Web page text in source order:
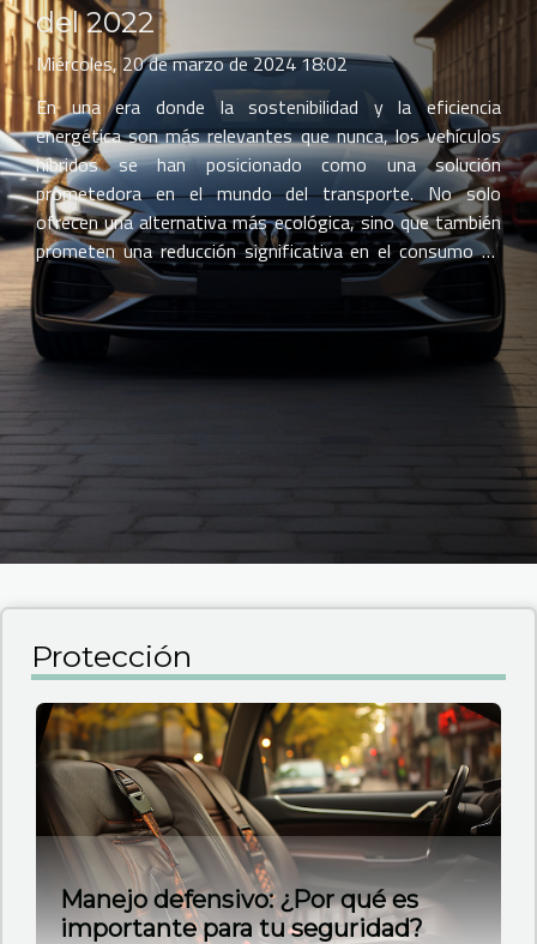
del 2022
Miércoles, 20 de marzo de 2024 18:02
En una era donde la sostenibilidad y la eficiencia
energética son más relevantes que nunca, los vehículos
híbridos se han posicionado como una solución
prometedora en el mundo del transporte. No solo
ofrecen una alternativa más ecológica, sino que también
prometen una reducción significativa en el consumo de
combustible y, por ende, en los gastos operativos para
los usuarios. A lo largo del año pasado, la industria
automotriz presentó una variedad de modelos híbridos,
cada uno con sus respectivas ventajas y características
tecnología. Acompáñenos en un recorrido detallado que
no solo ilustrará los beneficios de estos vehículos, sino
que también le ayudará a comprender mejor cuáles...
Protección
Manejo defensivo: ¿Por qué es
importante para tu seguridad?